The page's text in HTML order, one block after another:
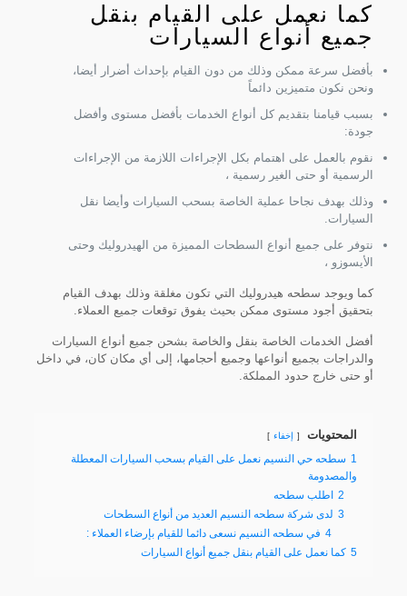
كما نعمل على القيام بنقل
جميع أنواع السيارات
بأفضل سرعة ممكن وذلك من دون القيام بإحداث أضرار أيضا،
ونحن نكون متميزين دائماً
بسبب قيامنا بتقديم كل أنواع الخدمات بأفضل مستوى وأفضل
جودة:
نقوم بالعمل على اهتمام بكل الإجراءات اللازمة من الإجراءات
الرسمية أو حتى الغير رسمية ،
وذلك بهدف نجاحا عملية الخاصة بسحب السيارات وأيضا نقل
السيارات.
نتوفر على جميع أنواع السطحات المميزة من الهيدروليك وحتى
الأيسوزو ،
كما ويوجد سطحه هيدروليك التي تكون مغلقة وذلك بهدف القيام
بتحقيق أجود مستوى ممكن بحيث يفوق توقعات جميع العملاء.
أفضل الخدمات الخاصة بنقل والخاصة بشحن جميع أنواع السيارات
والدراجات بجميع أنواعها وجميع أحجامها، إلى أي مكان كان، في داخل
أو حتى خارج حدود المملكة.
المحتويات إخفاء
1 سطحه حي النسيم نعمل على القيام بسحب السيارات المعطلة
والمصدومة
2 اطلب سطحه
3 لدى شركة سطحه النسيم العديد من أنواع السطحات
4 في سطحه النسيم نسعى دائما للقيام بإرضاء العملاء :
5 كما نعمل على القيام بنقل جميع أنواع السيارات